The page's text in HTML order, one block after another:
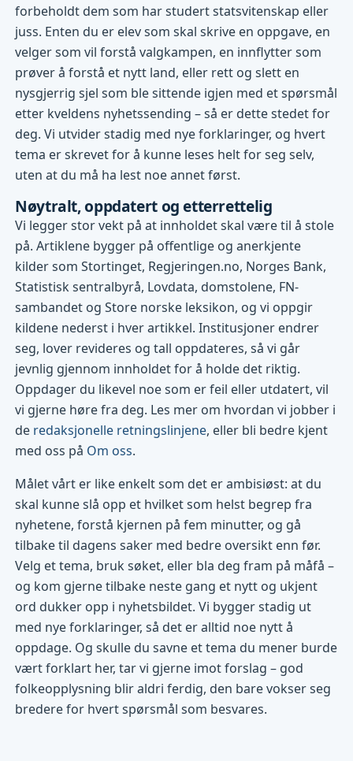
forbeholdt dem som har studert statsvitenskap eller
juss. Enten du er elev som skal skrive en oppgave, en
velger som vil forstå valgkampen, en innflytter som
prøver å forstå et nytt land, eller rett og slett en
nysgjerrig sjel som ble sittende igjen med et spørsmål
etter kveldens nyhetssending – så er dette stedet for
deg. Vi utvider stadig med nye forklaringer, og hvert
tema er skrevet for å kunne leses helt for seg selv,
uten at du må ha lest noe annet først.
Nøytralt, oppdatert og etterrettelig
Vi legger stor vekt på at innholdet skal være til å stole
på. Artiklene bygger på offentlige og anerkjente
kilder som Stortinget, Regjeringen.no, Norges Bank,
Statistisk sentralbyrå, Lovdata, domstolene, FN-
sambandet og Store norske leksikon, og vi oppgir
kildene nederst i hver artikkel. Institusjoner endrer
seg, lover revideres og tall oppdateres, så vi går
jevnlig gjennom innholdet for å holde det riktig.
Oppdager du likevel noe som er feil eller utdatert, vil
vi gjerne høre fra deg. Les mer om hvordan vi jobber i
de redaksjonelle retningslinjene, eller bli bedre kjent
med oss på Om oss.
Målet vårt er like enkelt som det er ambisiøst: at du
skal kunne slå opp et hvilket som helst begrep fra
nyhetene, forstå kjernen på fem minutter, og gå
tilbake til dagens saker med bedre oversikt enn før.
Velg et tema, bruk søket, eller bla deg fram på måfå –
og kom gjerne tilbake neste gang et nytt og ukjent
ord dukker opp i nyhetsbildet. Vi bygger stadig ut
med nye forklaringer, så det er alltid noe nytt å
oppdage. Og skulle du savne et tema du mener burde
vært forklart her, tar vi gjerne imot forslag – god
folkeopplysning blir aldri ferdig, den bare vokser seg
bredere for hvert spørsmål som besvares.